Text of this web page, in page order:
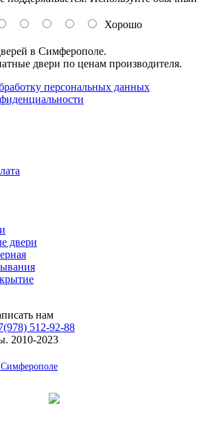
Хорошо
в Симферополе.
двери по ценам производителя.
персональных данных
двери
нам
512-92-88
2010-2023
Симферополе